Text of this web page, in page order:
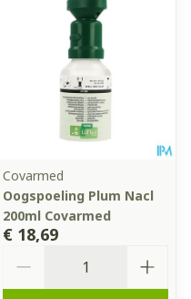
Covarmed
Oogspoeling Plum Nacl
200ml Covarmed
€ 18,69